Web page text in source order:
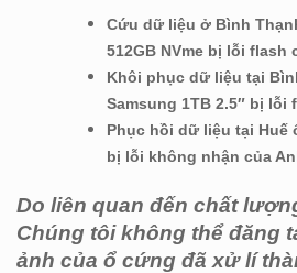
Cứu dữ liệu ở Bình
512GB NVme bị lỗi flash
Khôi phục dữ liệu tại
Samsung 1TB 2.5″ bị lỗi
Phục hồi dữ liệu tại Huế
bị lỗi không nhận của
Do liên quan đến chất
Chúng tôi không thể đăng
ảnh của ổ cứng đã xử lí